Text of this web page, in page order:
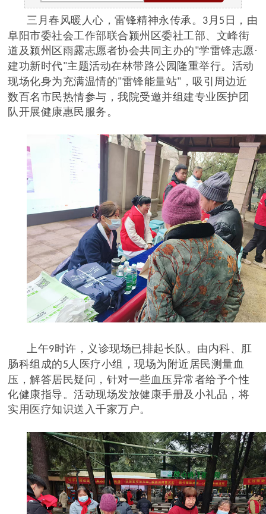
三月春风暖人心，雷锋精神永传承。 3 月 5 日，由
阜阳市委社会工作部联合颍州区委社工部、文峰街
道及颍州区雨露志愿者协会共同主办的"学雷锋志愿·
建功新时代"主题活动在林带路公园隆重举行。活动
现场化身为充满温情的"雷锋能量站" ，吸引周边近
数百名市民热情参与，我院受邀并组建专业医护团
队开展健康惠民服务。
上午9时许，义诊现场已排起长队。由内科、肛
肠科组成的5 人医疗小组，现场为附近居民测量血
压，解答居民疑问，针对一些血压异常者给予个性
化健康指导。活动现场发放健康手册及小礼品，将
实用医疗知识送入千家万户。